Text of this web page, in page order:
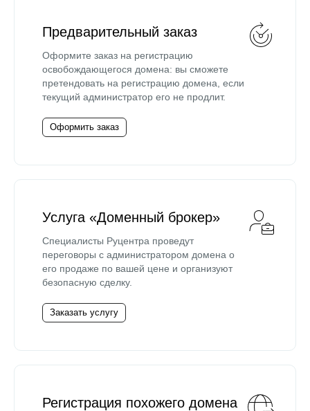
Предварительный заказ
Оформите заказ на регистрацию
освобождающегося домена: вы сможете
претендовать на регистрацию домена, если
текущий администратор его не продлит.
Оформить заказ
Услуга «Доменный брокер»
Специалисты Руцентра проведут
переговоры с администратором домена о
его продаже по вашей цене и организуют
безопасную сделку.
Заказать услугу
Регистрация похожего домена